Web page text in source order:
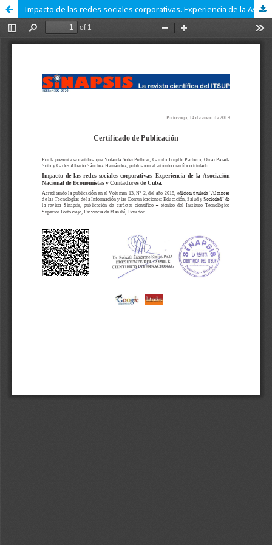
Impacto de las redes sociales corporativas. Experiencia de la Asociación Nacional de Economistas y Contadores de Cuba.